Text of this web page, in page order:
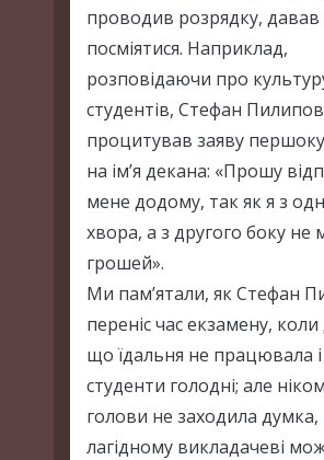
проводив розрядку,
посміятися. Наприклад,
розповідаючи про
студентів, Стефан
процитував заяву
на ім’я декана: «Прошу
мене додому, так як я з
хвора, а з другого боку не
грошей».
Ми пам’ятали, як Стефан
переніс час екзамену, коли
що їдальня не працювала і
студенти голодні; але
голови не заходила
лагідному викладачеві